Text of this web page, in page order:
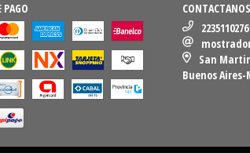
PAGO
CONTACTANOS
San
Buenos